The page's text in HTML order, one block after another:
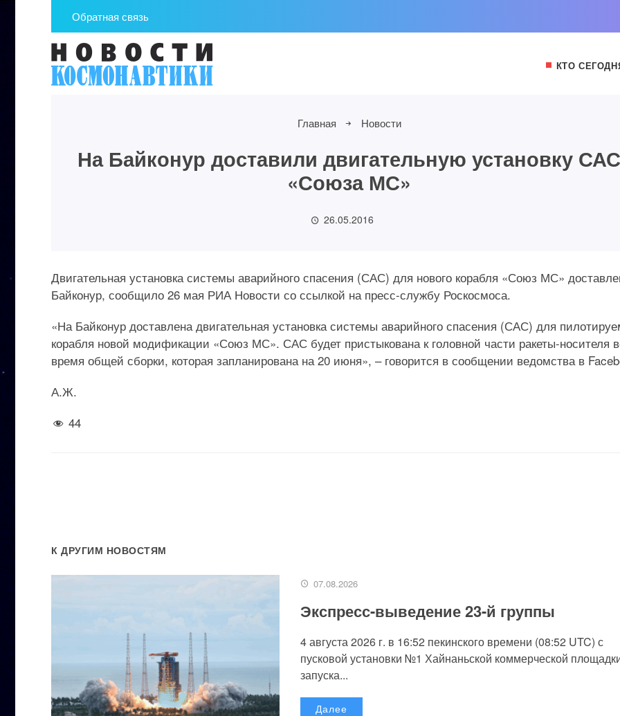
Обратная связь
КТО
Главная Новости
На Байконур доставили двигательную установку
«Союза МС»
26.05.2016
Двигательная установка системы аварийного спасения (САС) для нового корабля «Союз МС»
Байконур, сообщило 26 мая РИА Новости со ссылкой на пресс-службу Роскосмоса.
«На Байконур доставлена двигательная установка системы аварийного спасения (САС) для
корабля новой модификации «Союз МС». САС будет пристыкована к головной части ракеты-носителя
время общей сборки, которая запланирована на 20 июня», – говорится в сообщении ведомства в
А.Ж.
44
К ДРУГИМ НОВОСТЯМ
07.08.2026
Экспресс-выведение 23-й группы
4 августа 2026 г. в 16:52 пекинского времени (08:52 UTC) с
пусковой установки №1 Хайнаньской коммерческой
запуска...
Далее